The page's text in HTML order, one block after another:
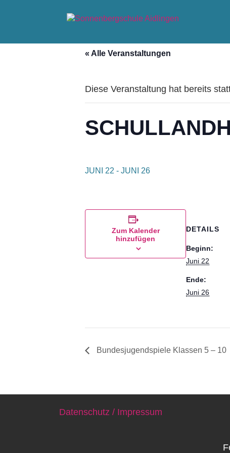
« Alle Veranstaltungen
Diese Veranstaltung hat bereits
JUNI 22 - JUNI 26
Zum Kalender
hinzufügen
DETAILS
Beginn:
Juni 22
Ende:
Juni 26
Bundesjugendspiele Klassen 5 – 10
Datenschutz / Impressum